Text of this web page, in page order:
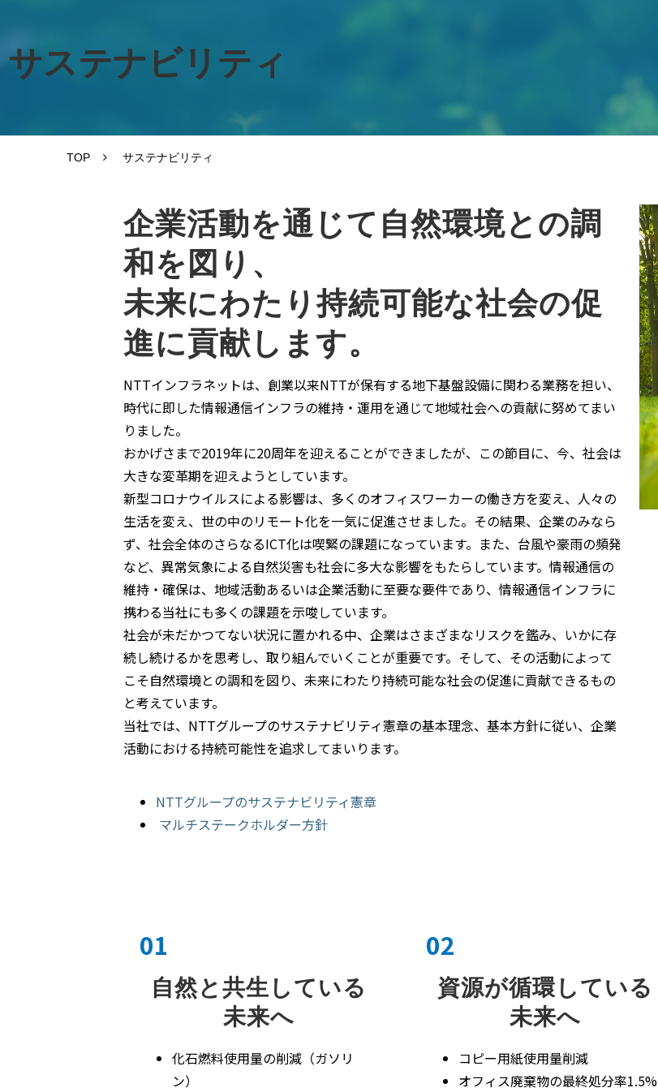
サステナビリティ
TOP サステナビリティ
企業活動を通じて自然環境との調
和を図り、
未来にわたり持続可能な社会の促
進に貢献します。
NTTインフラネットは、創業以来NTTが保有する地下基盤設備に関わる業務を担い、
時代に即した情報通信インフラの維持・運用を通じて地域社会への貢献に努めてまい
りました。
おかげさまで2019年に20周年を迎えることができましたが、この節目に、今、社会は
大きな変革期を迎えようとしています。
新型コロナウイルスによる影響は、多くのオフィスワーカーの働き方を変え、人々の
生活を変え、世の中のリモート化を一気に促進させました。その結果、企業のみなら
ず、社会全体のさらなるICT化は喫緊の課題になっています。また、台風や豪雨の頻発
など、異常気象による自然災害も社会に多大な影響をもたらしています。情報通信の
維持・確保は、地域活動あるいは企業活動に至要な要件であり、情報通信インフラに
携わる当社にも多くの課題を示唆しています。
社会が未だかつてない状況に置かれる中、企業はさまざまなリスクを鑑み、いかに存
続し続けるかを思考し、取り組んでいくことが重要です。そして、その活動によって
こそ自然環境との調和を図り、未来にわたり持続可能な社会の促進に貢献できるもの
と考えています。
当社では、NTTグループのサステナビリティ憲章の基本理念、基本方針に従い、企業
活動における持続可能性を追求してまいります。
NTTグループのサステナビリティ憲章
マルチステークホルダー方針
01
自然と共生している
未来へ
化石燃料使用量の削減（ガソリ
ン）
02
資源が循環している
未来へ
コピー用紙使用量削減
オフィス廃棄物の最終処分率1.5%